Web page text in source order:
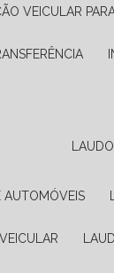
VEICULAR
AUTOMÓVEIS